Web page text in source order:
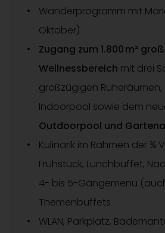
Wanderprogramm mit
Oktober)
Zugang zum 1.800 m²
Wellnessbereich mit drei
großzügigen Ruheräumen,
Indoorpool sowie dem
Outdoorpool und
Kulinarik im Rahmen der ¾
Frühstück, Lunchbuffet,
4- bis 5-Gängemenü
Themenbuffets
WLAN, Parkplatz,